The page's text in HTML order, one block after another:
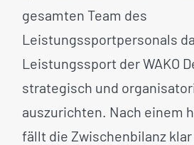
gesamten Team des
Leistungssportpersonals
Leistungssport der WAKO
strategisch und
auszurichten. Nach einem
fällt die Zwischenbilanz